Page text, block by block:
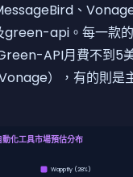
、
green-api。每一款
API月費不到5
），有的則是
化工具市場預估分布
Wappfly (28%)